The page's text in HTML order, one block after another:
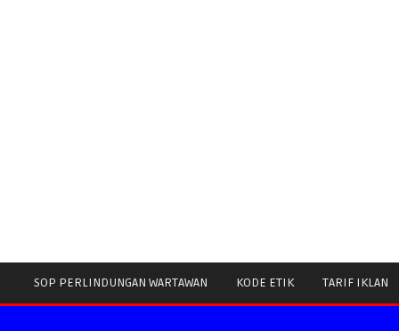
SOP PERLINDUNGAN WARTAWAN KODE ETIK TARIF IKLAN